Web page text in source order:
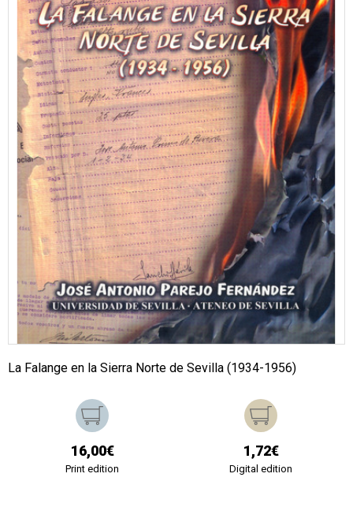
La Falange en la Sierra Norte de Sevilla (1934-1956)
16,00€
Print edition
1,72€
Digital edition